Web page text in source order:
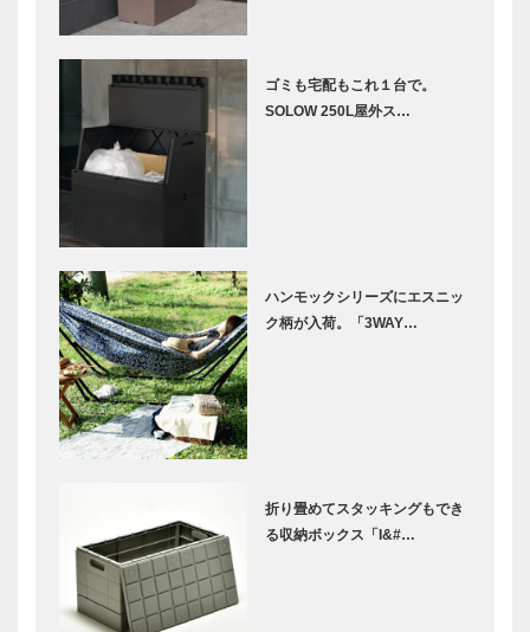
ゴミも宅配もこれ１台で。
SOLOW 250L屋外ス…
ハンモックシリーズにエスニッ
ク柄が入荷。「3WAY…
折り畳めてスタッキングもでき
る収納ボックス「I&#…